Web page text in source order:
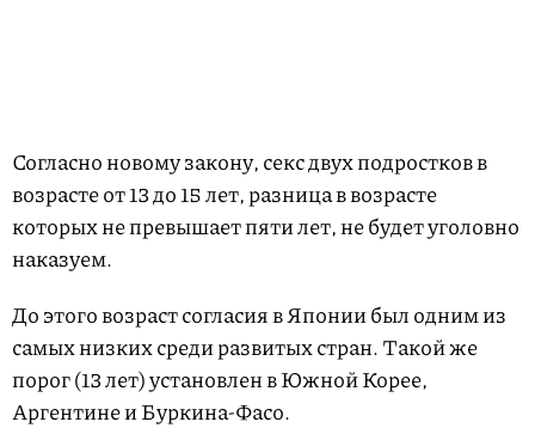
Согласно новому закону, секс двух подростков в
возрасте от 13 до 15 лет, разница в возрасте
которых не превышает пяти лет, не будет уголовно
наказуем.
До этого возраст согласия в Японии был одним из
самых низких среди развитых стран. Такой же
порог (13 лет) установлен в Южной Корее,
Аргентине и Буркина-Фасо.